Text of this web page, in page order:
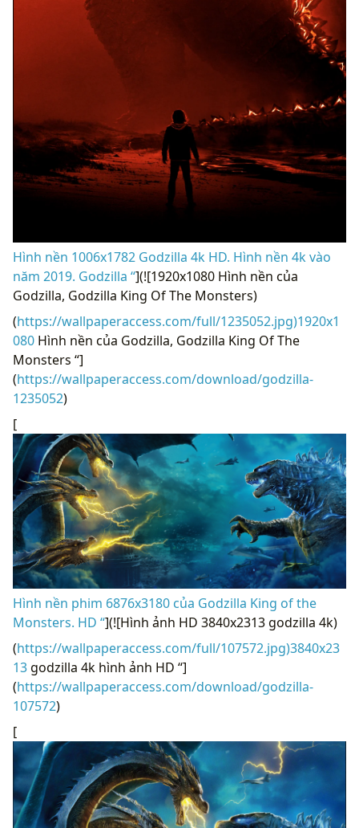
Hình nền 1006x1782 Godzilla 4k HD. Hình nền 4k vào
năm 2019. Godzilla “](![1920x1080 Hình nền của
Godzilla, Godzilla King Of The Monsters)
(https://wallpaperaccess.com/full/1235052.jpg)1920x1
080 Hình nền của Godzilla, Godzilla King Of The
Monsters “]
(https://wallpaperaccess.com/download/godzilla-
1235052)
[
Hình nền phim 6876x3180 của Godzilla King of the
Monsters. HD “](![Hình ảnh HD 3840x2313 godzilla 4k)
(https://wallpaperaccess.com/full/107572.jpg)3840x23
13godzilla 4k hình ảnh HD “]
(https://wallpaperaccess.com/download/godzilla-
107572)
[